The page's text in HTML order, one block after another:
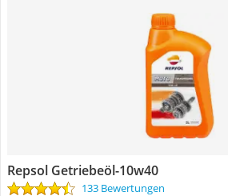
Repsol Getriebeöl-10w40
133 Bewertungen